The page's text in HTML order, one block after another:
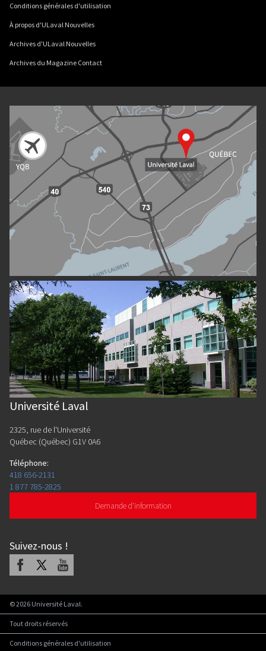
Conditions générales d'utilisation
À propos d'ULaval Nouvelles
Archives d'ULaval Nouvelles
Archives du Magazine Contact
Université Laval
2325, rue de l'Université
Québec (Québec) G1V 0A6
Téléphone:
418 656-2131
1 877 785-2825
Demande d'information
Suivez-nous !
Facebook Youtube
©2026 Université Laval.
Tout droits réservés
Conditions générales d'utilisation